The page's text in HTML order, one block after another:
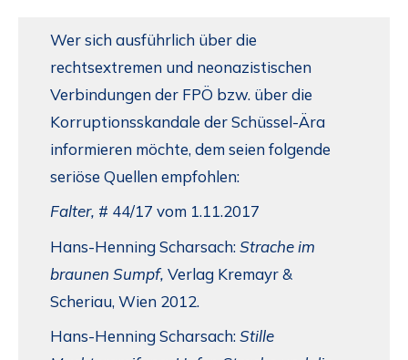
Wer sich ausführlich über die
rechtsextremen und neonazistischen
Verbindungen der FPÖ bzw. über die
Korruptionsskandale der Schüssel-Ära
informieren möchte, dem seien folgende
seriöse Quellen empfohlen:
Falter, # 44/17 vom 1.11.2017
Hans-Henning Scharsach:Strache im
braunen Sumpf, Verlag Kremayr &
Scheriau, Wien 2012.
Hans-Henning Scharsach:Stille